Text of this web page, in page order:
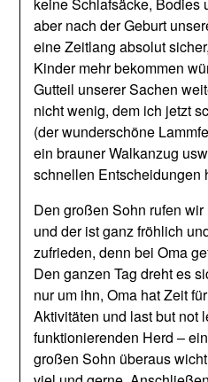
aber nach der Geburt
eine Zeitlang absolut
Kinder mehr bekommen
Gutteil unserer Sachen
nicht wenig, dem ich jetzt
(der wunderschöne
ein brauner Walkanzug
schnellen
Den großen Sohn rufen
und der ist ganz fröhlich
zufrieden, denn bei Oma
Den ganzen Tag dreht es
nur um ihn, Oma hat Zeit
Aktivitäten und last but not
funktionierenden Herd –
großen Sohn überaus